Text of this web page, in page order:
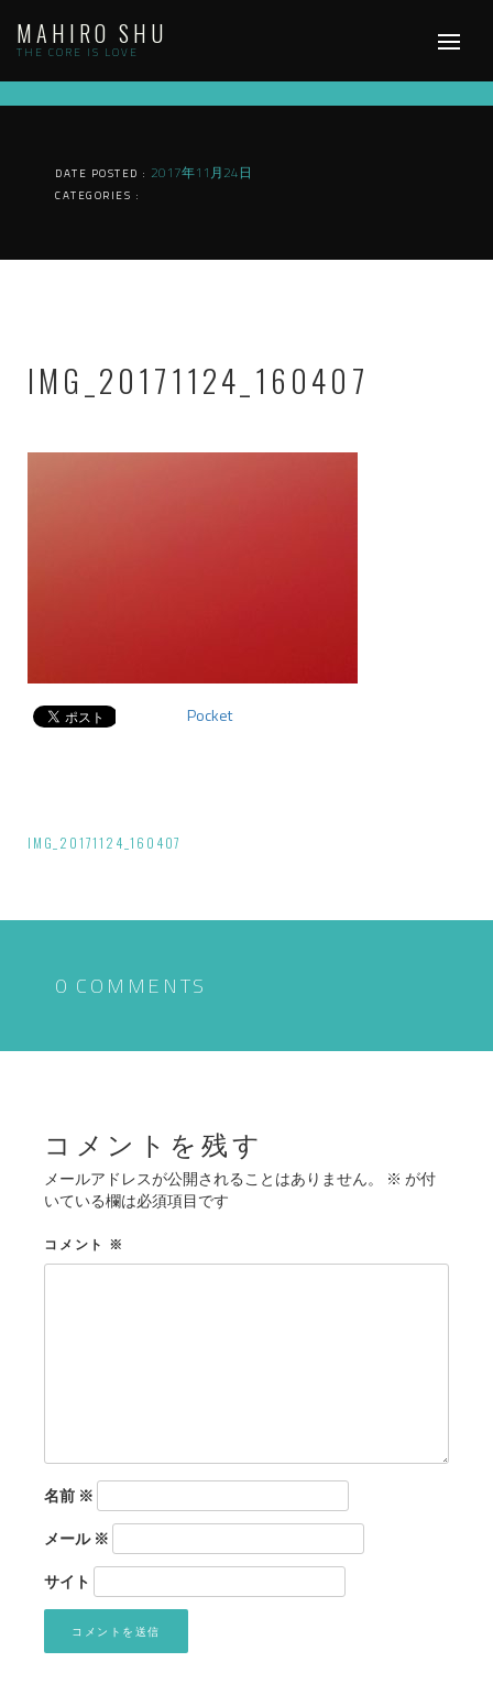
content
MAHIRO SHU
THE CORE IS LOVE
DATE POSTED : 2017年11月24日
CATEGORIES :
IMG_20171124_160407
Pocket
投
ナ
シ
IMG_20171124_160407
0 COMMENTS
コメントを残す
メールアドレスが公開されることはありません。 ※ が付
いている欄は必須項目です
コメント ※
名前 ※
メール※
サイト